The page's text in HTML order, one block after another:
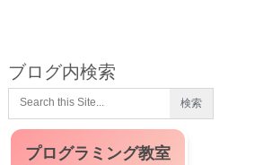
ブログ内検索
プログラミング教室